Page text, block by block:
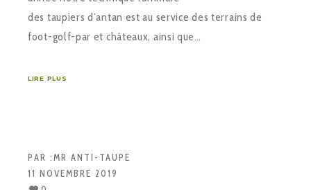
des taupiers d’antan est au service des terrains de
foot-golf-par et châteaux, ainsi que…
LIRE PLUS
PAR :MR ANTI-TAUPE
11 NOVEMBRE 2019